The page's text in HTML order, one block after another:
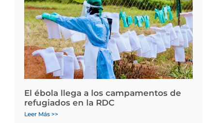
El ébola llega a los campamentos de
refugiados en la RDC
Leer Más >>